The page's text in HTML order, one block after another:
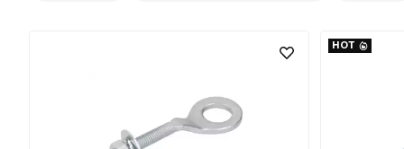
HOT